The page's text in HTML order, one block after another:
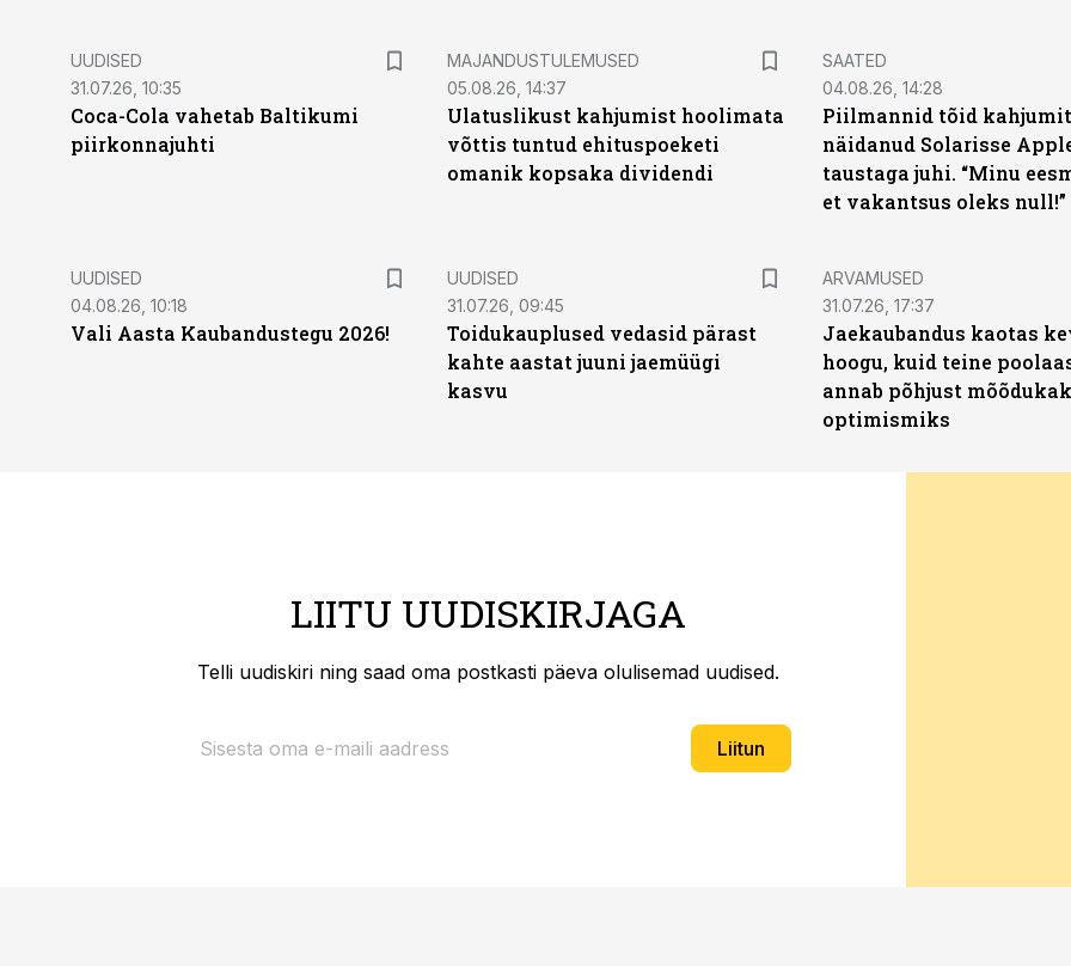
UUDISED
31.07.26, 10:35
Coca-Cola vahetab Baltikumi
piirkonnajuhti
MAJANDUSTULEMUSED
05.08.26, 14:37
Ulatuslikust kahjumist hoolimata
võttis tuntud ehituspoeketi
omanik kopsaka dividendi
SAATED
04.08.26, 14:28
Piilmannid tõid kahjumit
näidanud Solarisse
taustaga juhi. “Minu
et vakantsus oleks null!”
UUDISED
04.08.26, 10:18
Vali Aasta Kaubandustegu 2026!
UUDISED
31.07.26, 09:45
Toidukauplused vedasid pärast
kahte aastat juuni jaemüügi
kasvu
ARVAMUSED
31.07.26, 17:37
Jaekaubandus kaotas
hoogu, kuid teine
annab põhjust
optimismiks
LIITU UUDISKIRJAGA
Telli uudiskiri ning saad oma postkasti päeva olulisemad uudised.
Liitun